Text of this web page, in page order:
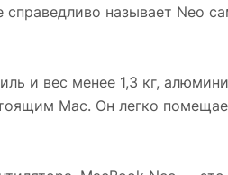
справедливо называет Neo
и вес менее 1,3 кг,
Mac. Он легко